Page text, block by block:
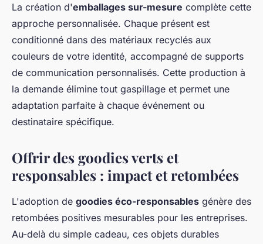
La création d'emballages sur-mesure complète cette
approche personnalisée. Chaque présent est
conditionné dans des matériaux recyclés aux
couleurs de votre identité, accompagné de supports
de communication personnalisés. Cette production à
la demande élimine tout gaspillage et permet une
adaptation parfaite à chaque événement ou
destinataire spécifique.
Offrir des goodies verts et
responsables : impact et retombées
L'adoption de goodies éco-responsables génère des
retombées positives mesurables pour les entreprises.
Au-delà du simple cadeau, ces objets durables